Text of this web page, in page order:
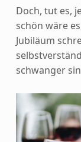
Doch, tut es,
schön wäre
Jubiläum
schwanger